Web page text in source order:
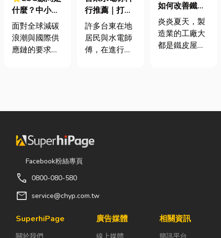
什麼？中小企
業挑選四大永
續顧問服務的
實用指南
面對全球減碳
浪潮與國際供
應鏈的要求，
要求提供「碳
「永續報告
書」。這讓不
少傳產老闆感
底 ESG 永續是
什麼？我們公
真的需要找
行推薦｜打造
安全耐用的居
家環境
許多台東在地
居民與水電師
傅，在進行居
料行採購。除
照施工需求，
馬達、衛浴設
關產品。 無論
如何改善鐵皮
屋頂廠房的溫
度
炎炎夏天，製
造業的工廠大
都是鐵皮屋
置。 工廠排風
扇｜改善溫度
Facebook粉絲專頁
call 0800-080-580
mail service@chyp.com.tw
SuperhiPage
關於我們
廣告媒體
線上媒體
相關資訊
簡訊平台